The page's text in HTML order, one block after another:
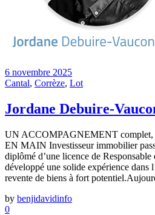
6 novembre 2025
Cantal, Corrèze, Lot
Jordane Debuire-
UN ACCOMPAGNEMENT
EN MAIN Investisseur immobilier
diplômé d’une licence de
développé une solide expérience dans
revente de biens à fort
by benjidavidinfo
0